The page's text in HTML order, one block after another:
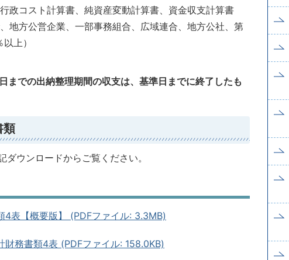
政コスト計算書、純資産変動計算書、資金収支計算書
地方公営企業、一部事務組合、広域連合、地方公社、第
上）
での出納整理期間の収支は、基準日までに終了したも
類
ウンロードからご覧ください。
4表【概要版】 (PDFファイル: 3.3MB)
務書類4表 (PDFファイル: 158.0KB)